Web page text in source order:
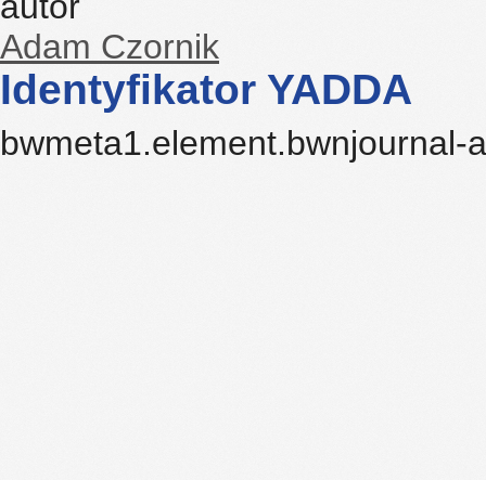
Adam Czornik
Identyfikator YADDA
bwmeta1.element.bwnjournal-